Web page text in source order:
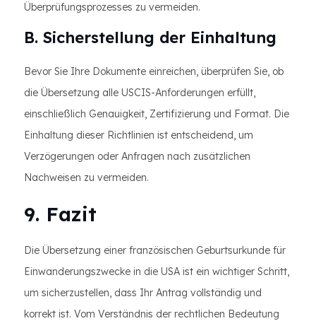
Überprüfungsprozesses zu vermeiden.
B. Sicherstellung der Einhaltung
Bevor Sie Ihre Dokumente einreichen, überprüfen Sie, ob
die Übersetzung alle USCIS-Anforderungen erfüllt,
einschließlich Genauigkeit, Zertifizierung und Format. Die
Einhaltung dieser Richtlinien ist entscheidend, um
Verzögerungen oder Anfragen nach zusätzlichen
Nachweisen zu vermeiden.
9. Fazit
Die Übersetzung einer französischen Geburtsurkunde für
Einwanderungszwecke in die USA ist ein wichtiger Schritt,
um sicherzustellen, dass Ihr Antrag vollständig und
korrekt ist. Vom Verständnis der rechtlichen Bedeutung